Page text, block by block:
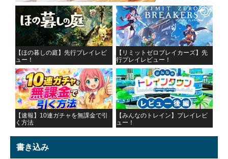
【ほの暮しの庭】先行プレイレビ
ュー！
【リミットゼロブレイカーズ】先
行プレイレビュー！
【速報】10連ガチャを無課金で引
く方法
【みんなのトレイン】プレイレビ
ュー！
書き込み